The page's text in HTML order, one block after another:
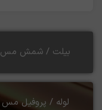
بیلت / شمش مس
لوله / پروفیل مس